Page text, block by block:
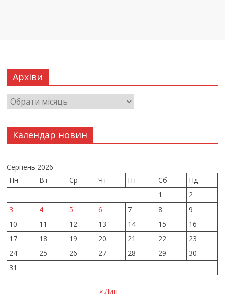
Архіви
Календар новин
Серпень 2026
Пн
Вт Ср Чт Пт Сб
Нд
1
2
3
4 5 6 7 8
9
10
11 12 13 14 15
16
17
18 19 20 21 22
23
24
25 26 27 28 29
30
31
« Лип